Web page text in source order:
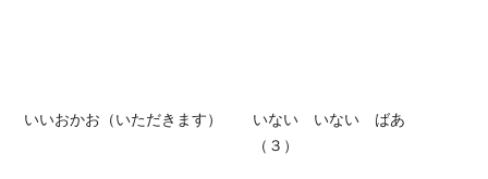
いいおかお（いただきます）
いない いない ばあ
（３）